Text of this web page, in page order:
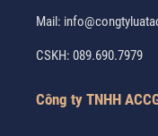
Mail:
CSKH: 089.690.7979
Công ty TNHH